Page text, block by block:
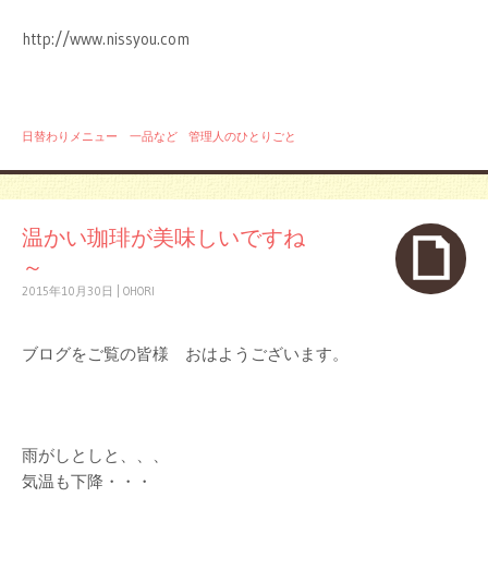
http://www.nissyou.com
日替わりメニュー 一品など 管理人のひとりごと
温かい珈琲が美味しいですね
～
2015年10月30日 OHORI
ブログをご覧の皆様 おはようございます。
雨がしとしと、、、
気温も下降・・・